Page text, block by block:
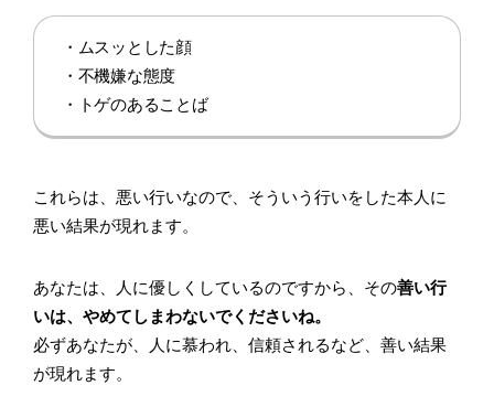
・ムスッとした顔
・不機嫌な態度
・トゲのあることば
これらは、悪い行いなので、そういう行いをした本人に
悪い結果が現れます。
あなたは、人に優しくしているのですから、その善い行
いは、やめてしまわないでくださいね。
必ずあなたが、人に慕われ、信頼されるなど、善い結果
が現れます。